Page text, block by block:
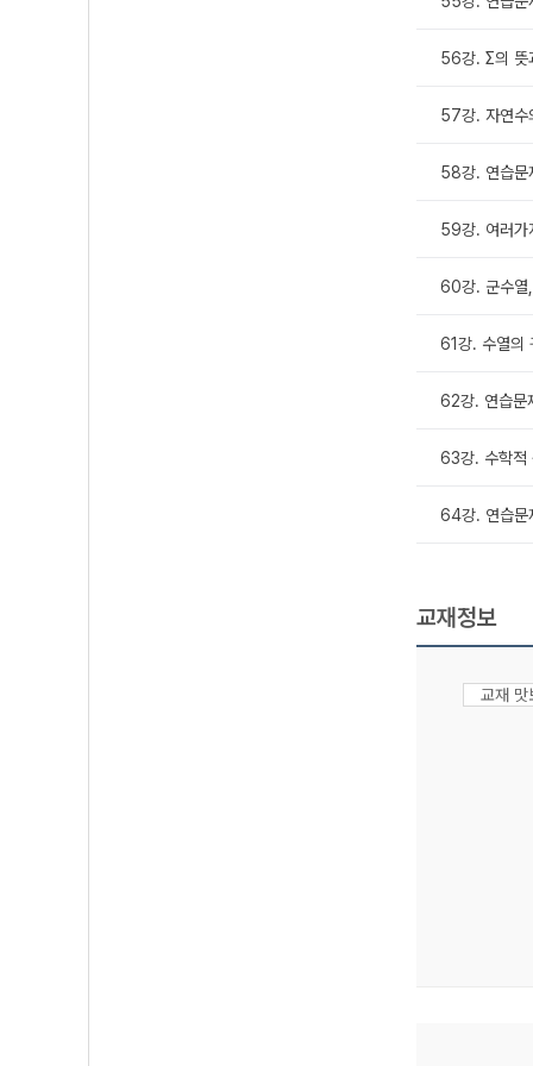
56강. Σ의 뜻
57강. 자연수
58강. 연습문
59강. 여러가
60강. 군수열
61강. 수열의
62강. 연습문
63강. 수학적
64강. 연습
교재정보
교재